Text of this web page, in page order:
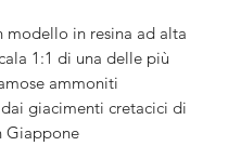
modello in resina ad alta
1:1 di una delle più
ammoniti
giacimenti cretacici di
Giappone